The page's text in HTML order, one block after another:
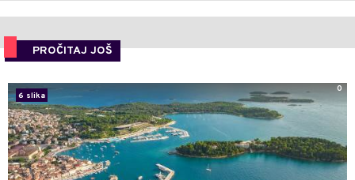
PROČITAJ JOŠ
6 slika
0